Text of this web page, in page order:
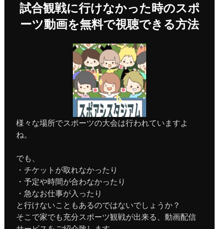
試合観戦に行けなかった時のスポ
ーツ動画を無料で視聴できる方法
様々な場所でスポーツの大会は行われていますよ
ね。
でも、
・チケットが取れなかったり
・予定や時間が合わなかったり
・急なお仕事が入ったり
と行けないこともあるのではないでしょうか？
そこで家でも充分スポーツ観戦が出来る、動画配信